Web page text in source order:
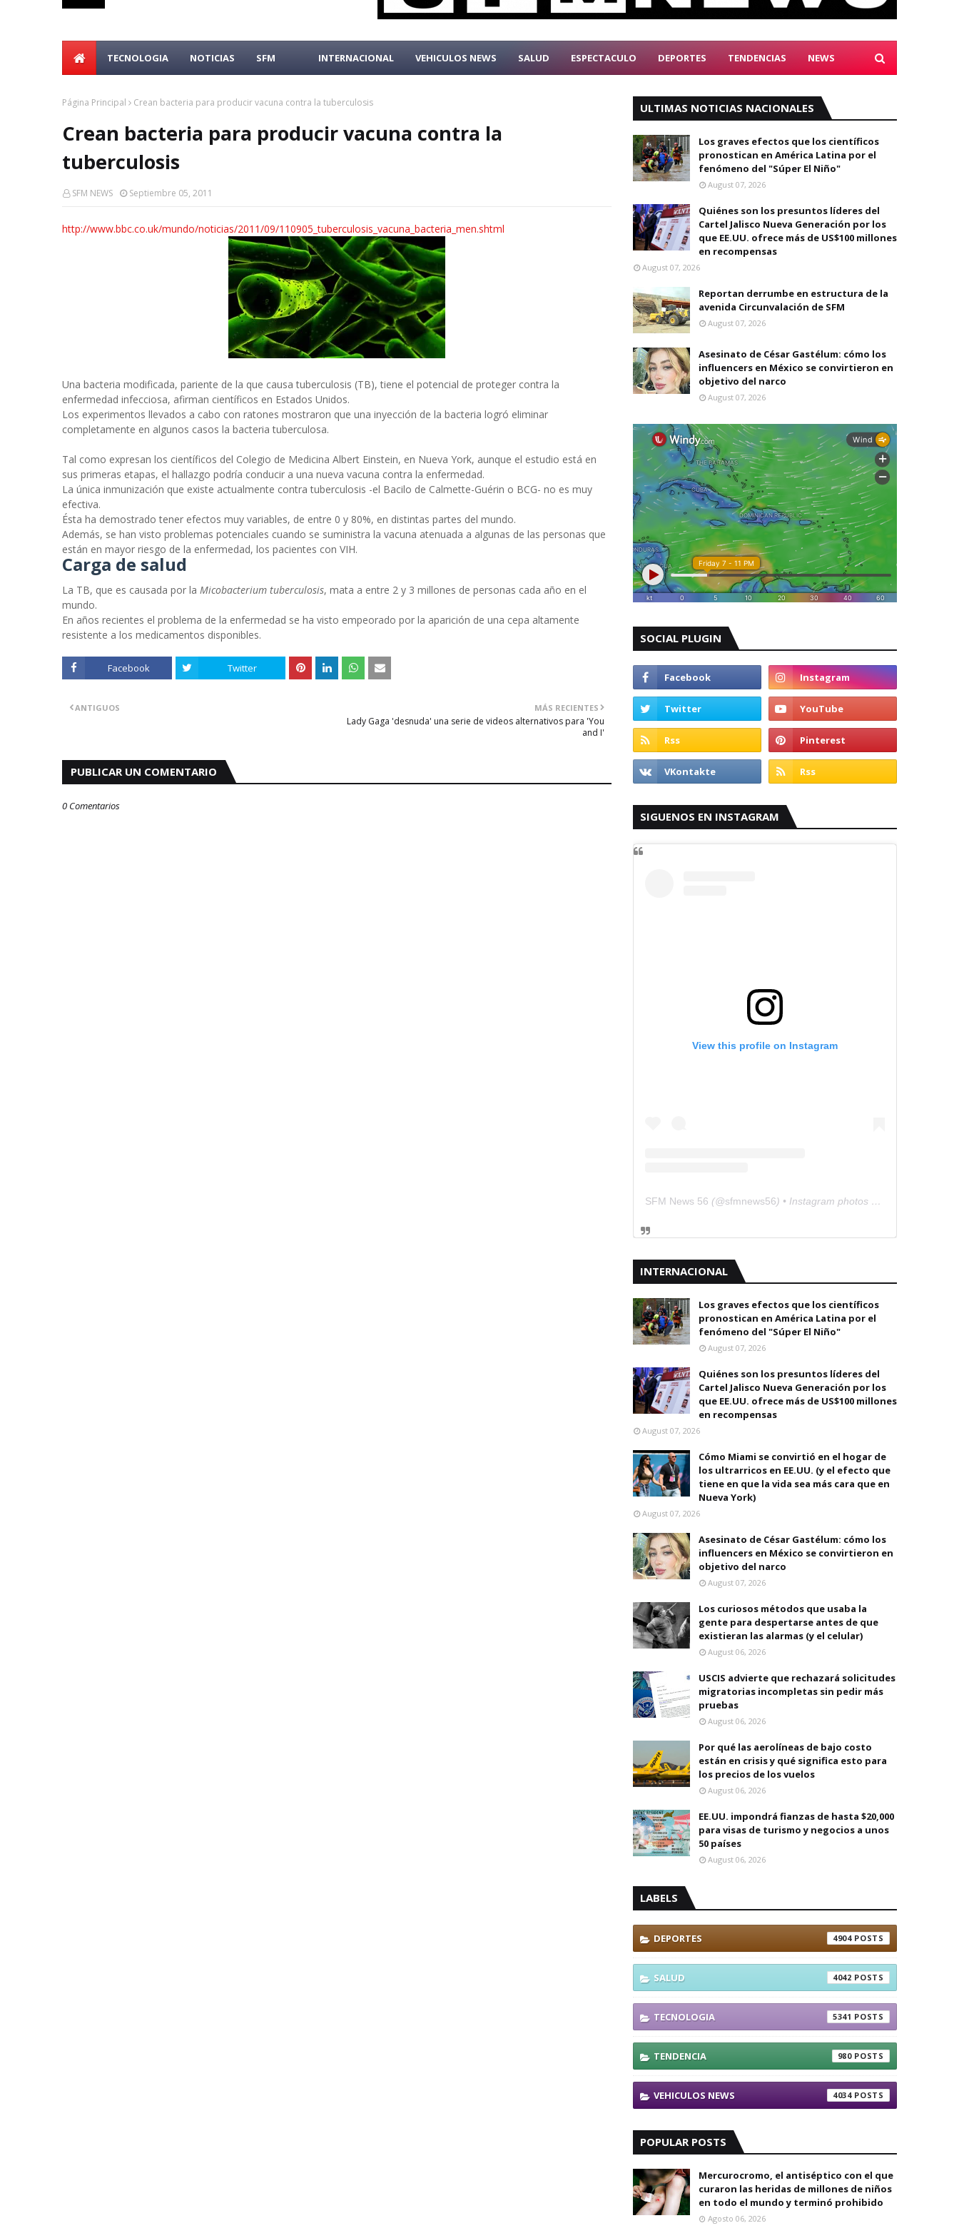
TECNOLOGIA NOTICIAS SFM INTERNACIONAL VEHICULOS NEWS SALUD ESPECTACULO DEPORTES TENDENCIAS NEWS
Página Principal Crean bacteria para producir vacuna contra la tuberculosis
Crean bacteria para producir vacuna contra la
tuberculosis
SFM NEWS Septiembre 05, 2011
http://www.bbc.co.uk/mundo/noticias/2011/09/110905_tuberculosis_vacuna_bacteria_men.shtml
Una bacteria modificada, pariente de la que causa tuberculosis (TB), tiene el potencial de proteger contra la
enfermedad infecciosa, afirman científicos en Estados Unidos.
Los experimentos llevados a cabo con ratones mostraron que una inyección de la bacteria logró eliminar
completamente en algunos casos la bacteria tuberculosa.
Tal como expresan los científicos del Colegio de Medicina Albert Einstein, en Nueva York, aunque el estudio está en
sus primeras etapas, el hallazgo podría conducir a una nueva vacuna contra la enfermedad.
La única inmunización que existe actualmente contra tuberculosis -el Bacilo de Calmette-Guérin o BCG- no es muy
efectiva.
Ésta ha demostrado tener efectos muy variables, de entre 0 y 80%, en distintas partes del mundo.
Además, se han visto problemas potenciales cuando se suministra la vacuna atenuada a algunas de las personas que
están en mayor riesgo de la enfermedad, los pacientes con VIH.
Carga de salud
La TB, que es causada por la Micobacterium tuberculosis, mata a entre 2 y 3 millones de personas cada año en el
mundo.
En años recientes el problema de la enfermedad se ha visto empeorado por la aparición de una cepa altamente
resistente a los medicamentos disponibles.
Facebook Twitter
MÁS RECIENTES
Lady Gaga 'desnuda' una serie de videos alternativos para 'You
and I'
ANTIGUOS
PUBLICAR UN COMENTARIO
0 Comentarios
ULTIMAS NOTICIAS NACIONALES
Los graves efectos que los científicos
pronostican en América Latina por el
fenómeno del "Súper El Niño"
August 07, 2026
Quiénes son los presuntos líderes del
Cartel Jalisco Nueva Generación por los
que EE.UU. ofrece más de US$100 millones
en recompensas
August 07, 2026
Reportan derrumbe en estructura de la
avenida Circunvalación de SFM
August 07, 2026
Asesinato de César Gastélum: cómo los
influencers en México se convirtieron en
objetivo del narco
August 07, 2026
SOCIAL PLUGIN
SIGUENOS EN INSTAGRAM
View this profile on Instagram
SFM News 56 (@sfmnews56) • Instagram photos and videos
INTERNACIONAL
Los graves efectos que los científicos
pronostican en América Latina por el
fenómeno del "Súper El Niño"
August 07, 2026
Quiénes son los presuntos líderes del
Cartel Jalisco Nueva Generación por los
que EE.UU. ofrece más de US$100 millones
en recompensas
August 07, 2026
Cómo Miami se convirtió en el hogar de
los ultrarricos en EE.UU. (y el efecto que
tiene en que la vida sea más cara que en
Nueva York)
August 07, 2026
Asesinato de César Gastélum: cómo los
influencers en México se convirtieron en
objetivo del narco
August 07, 2026
Los curiosos métodos que usaba la
gente para despertarse antes de que
existieran las alarmas (y el celular)
August 06, 2026
USCIS advierte que rechazará solicitudes
migratorias incompletas sin pedir más
pruebas
August 06, 2026
Por qué las aerolíneas de bajo costo
están en crisis y qué significa esto para
los precios de los vuelos
August 06, 2026
EE.UU. impondrá fianzas de hasta $20,000
para visas de turismo y negocios a unos
50 países
August 06, 2026
LABELS
DEPORTES 4904
SALUD 4042
TECNOLOGIA 5341
TENDENCIA 980
VEHICULOS NEWS 4034
POPULAR POSTS
Mercurocromo, el antiséptico con el que
curaron las heridas de millones de niños
en todo el mundo y terminó prohibido
Agosto 06, 2026